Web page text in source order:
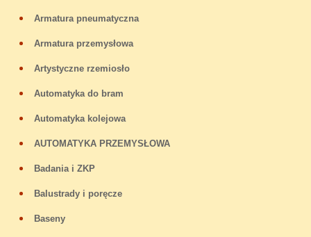
Armatura pneumatyczna
Armatura przemysłowa
Artystyczne rzemiosło
Automatyka do bram
Automatyka kolejowa
AUTOMATYKA PRZEMYSŁOWA
Badania i ZKP
Balustrady i poręcze
Baseny